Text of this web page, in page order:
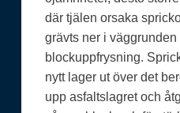
där tjälen orsaka
grävts ner i
blockuppfrysning.
nytt lager ut över det
upp asfaltslagret och